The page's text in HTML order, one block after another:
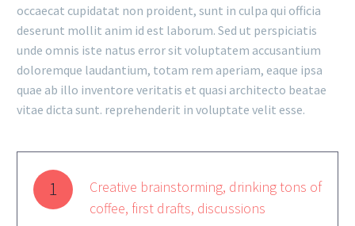
occaecat cupidatat non proident, sunt in culpa qui officia
deserunt mollit anim id est laborum. Sed ut perspiciatis
unde omnis iste natus error sit voluptatem accusantium
doloremque laudantium, totam rem aperiam, eaque ipsa
quae ab illo inventore veritatis et quasi architecto beatae
vitae dicta sunt. reprehenderit in voluptate velit esse.
1
Creative brainstorming, drinking tons of
coffee, first drafts, discussions